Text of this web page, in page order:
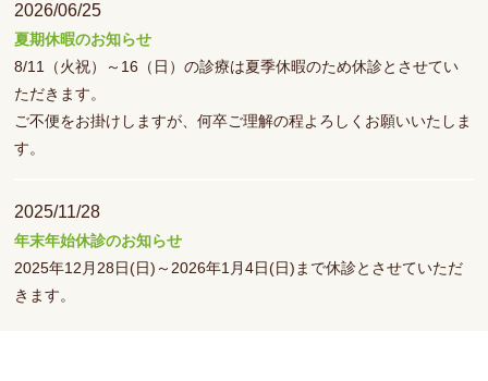
2026/06/25
夏期休暇のお知らせ
8/11（火祝）～16（日）の診療は夏季休暇のため休診とさせてい
ただきます。
ご不便をお掛けしますが、何卒ご理解の程よろしくお願いいたしま
す。
2025/11/28
年末年始休診のお知らせ
2025年12月28日(日)～2026年1月4日(日)まで休診とさせていただ
きます。